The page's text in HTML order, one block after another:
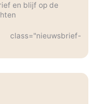
en blijf op de